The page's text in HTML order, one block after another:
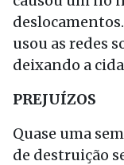
usou as redes
deixando a
PREJUÍZOS
Quase uma
de destruição